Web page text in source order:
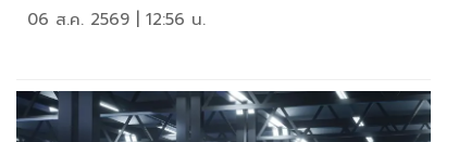
06 ส.ค. 2569 | 12:56 น.